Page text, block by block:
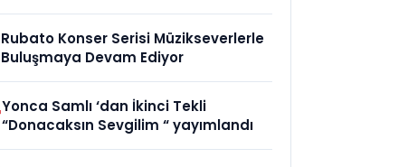
Rubato Konser Serisi Müzikseverlerle
Buluşmaya Devam Ediyor
Yonca Samlı ‘dan İkinci Tekli
“Donacaksın Sevgilim “ yayımlandı